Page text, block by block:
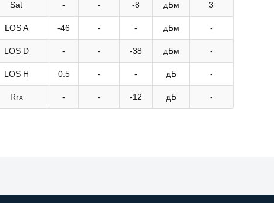
Sat - - -8 дБм 3
LOS A -46 - - дБм -
LOS D - - -38 дБм -
LOS H 0.5 - - дБ -
Rrx - - -12 дБ -